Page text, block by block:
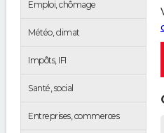
Emploi, chômage
Météo, climat
Impôts, IFI
Santé, social
Entreprises, commerces